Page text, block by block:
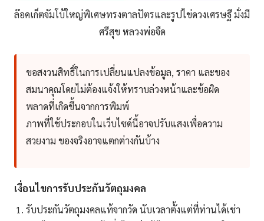
ล๊อคเก็ตจัมโบ้ใหญ่พิเศษทรงตาลปัตรและรูปไข่ดวงเศรษฐี มั่งมี
ศรีสุข หลวงพ่อจืด
ขอสงวนสิทธิ์ในการเปลี่ยนแปลงข้อมูล, ราคา และของ
สมนาคุณโดยไม่ต้องแจ้งให้ทราบล่วงหน้าและข้อผิด
พลาดที่เกิดขึ้นจากการพิมพ์
ภาพที่ใช้ประกอบในเว็บไซด์นี้อาจปรับแสงเพื่อความ
สวยงาม ของจริงอาจแตกต่างกันบ้าง
เงื่อนไขการรับประกันวัตถุมงคล
รับประกันวัตถุมงคลแท้จากวัด นับเวลาตั้งแต่ที่ท่านได้เช่า